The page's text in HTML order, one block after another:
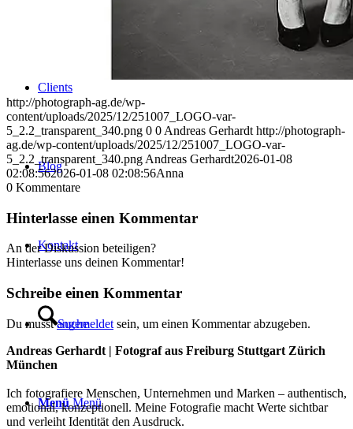
Clients
Blog
Kontakt
Suche
Menü Menü
http://photograph-ag.de/wp-
content/uploads/2025/12/251007_LOGO-var-
5_2.2_transparent_340.png 0 0 Andreas Gerhardt http://photograph-
ag.de/wp-content/uploads/2025/12/251007_LOGO-var-
5_2.2_transparent_340.png Andreas Gerhardt2026-01-08
02:08:562026-01-08 02:08:56Anna
0 Kommentare
Hinterlasse einen Kommentar
An der Diskussion beteiligen?
Hinterlasse uns deinen Kommentar!
Schreibe einen Kommentar
Du musstangemeldet sein, um einen Kommentar abzugeben.
Andreas Gerhardt | Fotograf aus Freiburg Stuttgart Zürich
München
Ich fotografiere Menschen, Unternehmen und Marken – authentisch,
emotional, konzeptionell. Meine Fotografie macht Werte sichtbar
und verleiht Identität den Ausdruck.